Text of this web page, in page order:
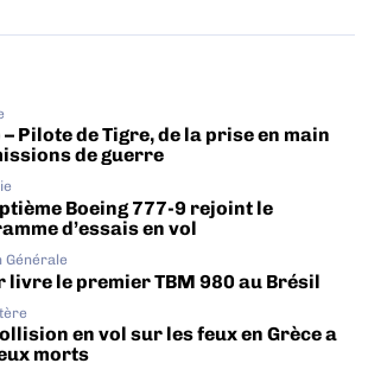
– Pilote de Tigre, de la prise en main
de guerre
Boeing 777-9 rejoint le
d’essais en vol
Générale
livre le premier TBM 980 au Brésil
en vol sur les feux en Grèce a
morts